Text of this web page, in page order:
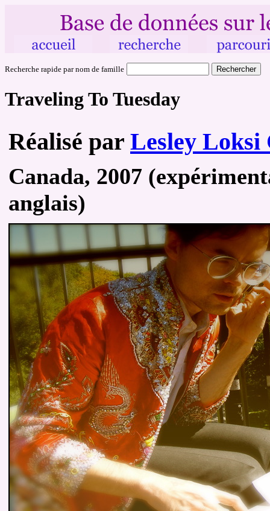
Recherche rapide par nom de famille
Traveling To Tuesday
Réalisé par Lesley Loksi
Canada, 2007
anglais)